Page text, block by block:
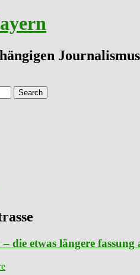
Journalismus
die etwas längere fassung